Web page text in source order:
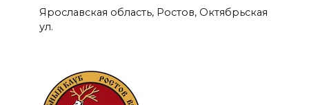
Ярославская область, Ростов, Октябрьская
ул.